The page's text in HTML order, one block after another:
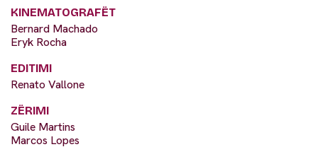
KINEMATOGRAFËT
Bernard Machado
Eryk Rocha
EDITIMI
Renato Vallone
ZËRIMI
Guile Martins
Marcos Lopes